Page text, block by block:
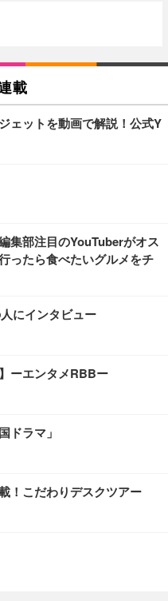
載
ェットを動画で解説！公式Y
集部注目のYouTuberがオス
ったら食べたいグルメをチ
にインタビュー
ーエンタメRBBー
ドラマ」
！こだわりデスクツアー